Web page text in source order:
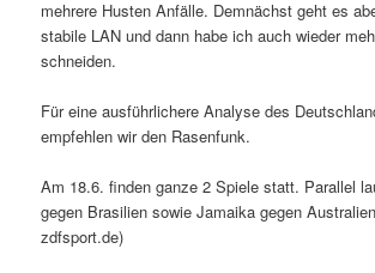
mehrere Husten Anfälle. Demnächst geht es
stabile LAN und dann habe ich auch wieder
schneiden.
Für eine ausführlichere Analyse des
empfehlen wir den Rasenfunk.
Am 18.6. finden ganze 2 Spiele statt. Parallel
gegen Brasilien sowie Jamaika gegen
zdfsport.de)